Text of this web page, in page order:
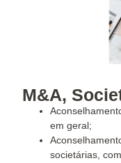
M&A,
em geral;
societárias,